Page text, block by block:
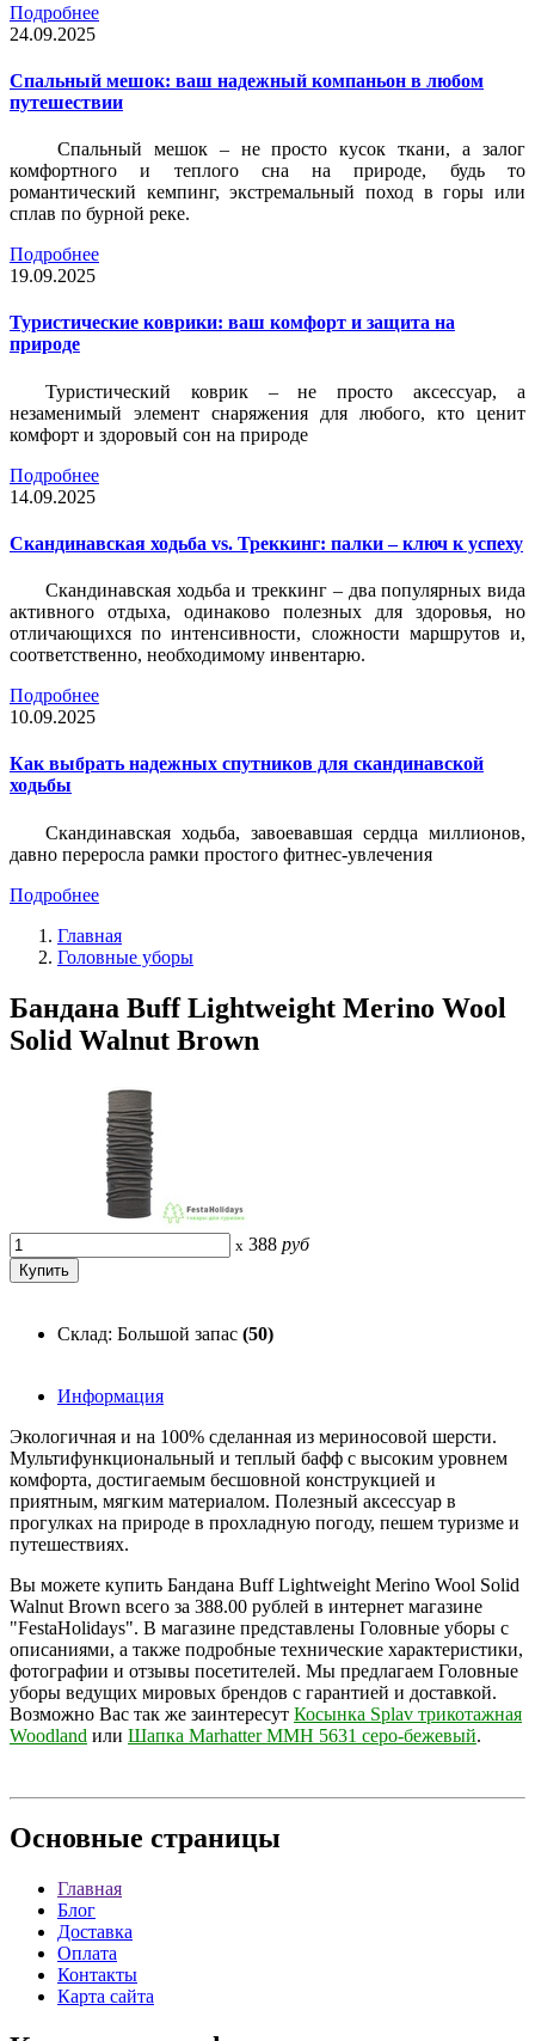
Подробнее
24.09.2025
Спальный мешок: ваш надежный компаньон в любом
путешествии
Спальный мешок – не просто кусок ткани, а залог
комфортного и теплого сна на природе, будь то
романтический кемпинг, экстремальный поход в горы или
сплав по бурной реке.
Подробнее
19.09.2025
Туристические коврики: ваш комфорт и защита на
природе
Туристический коврик – не просто аксессуар, а
незаменимый элемент снаряжения для любого, кто ценит
комфорт и здоровый сон на природе
Подробнее
14.09.2025
Скандинавская ходьба vs. Треккинг: палки – ключ к успеху
Скандинавская ходьба и треккинг – два популярных вида
активного отдыха, одинаково полезных для здоровья, но
отличающихся по интенсивности, сложности маршрутов и,
соответственно, необходимому инвентарю.
Подробнее
10.09.2025
Как выбрать надежных спутников для скандинавской
ходьбы
Скандинавская ходьба, завоевавшая сердца миллионов,
давно переросла рамки простого фитнес-увлечения
Подробнее
Главная
Головные уборы
Бандана Buff Lightweight Merino Wool
Solid Walnut Brown
x 388 руб
Склад: Большой запас (50)
Информация
Экологичная и на 100% сделанная из мериносовой шерсти.
Мультифункциональный и теплый бафф с высоким уровнем
комфорта, достигаемым бесшовной конструкцией и
приятным, мягким материалом. Полезный аксессуар в
прогулках на природе в прохладную погоду, пешем туризме и
путешествиях.
Вы можете купить Бандана Buff Lightweight Merino Wool Solid
Walnut Brown всего за 388.00 рублей в интернет магазине
"FestaHolidays". В магазине представлены Головные уборы с
описаниями, а также подробные технические характеристики,
фотографии и отзывы посетителей. Мы предлагаем Головные
уборы ведущих мировых брендов с гарантией и доставкой.
Возможно Вас так же заинтересут Косынка Splav трикотажная
Woodland или Шапка Marhatter MMH 5631 серо-бежевый.
Основные страницы
Главная
Блог
Доставка
Оплата
Контакты
Карта сайта